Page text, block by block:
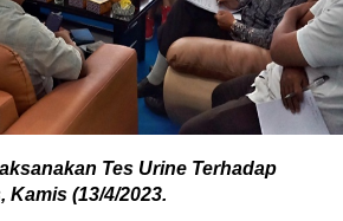
Tes Urine Terhadap
(13/4/2023.